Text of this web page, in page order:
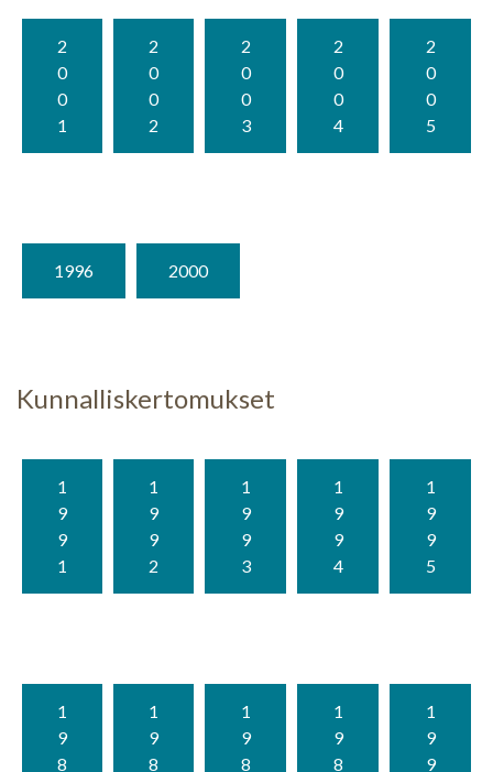
2
0
0
1
2
0
0
2
2
0
0
3
2
0
0
4
2
0
0
5
1996 2000
Kunnalliskertomukset
1
9
9
1
1
9
9
2
1
9
9
3
1
9
9
4
1
9
9
5
1
9
8
1
9
8
1
9
8
1
9
8
1
9
9